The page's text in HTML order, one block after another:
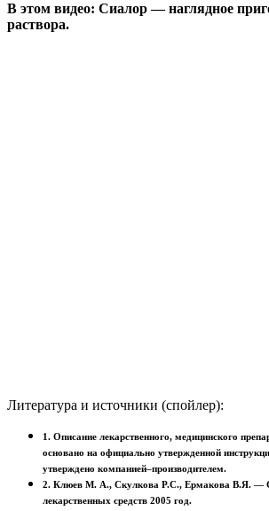
В этом видео: Сиалор — наглядное
раствора.
Литература и источники (спойлер):
1. Описание лекарственного, медицинского
основано на официально утвержденной
утверждено компанией–производителем.
2. Клюев М. А., Скулкова Р.С., Ермакова В.Я. —
лекарственных средств 2005 год.